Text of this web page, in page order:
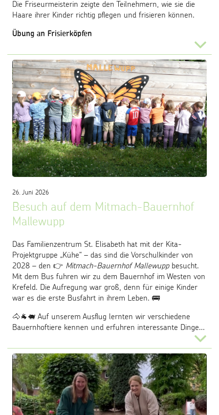
Die Friseurmeisterin zeigte den Teilnehmern, wie sie die
Haare ihrer Kinder richtig pflegen und frisieren können.
Übung an Frisierköpfen
Besuch auf dem Mitmach-Bauernhof
Mallewupp
26. Juni 2026
Das Familienzentrum St. Elisabeth hat mit der Kita-
Projektgruppe „Kühe“ – das sind die Vorschulkinder von
2028 – den 👉 Mitmach-Bauernhof Mallewuppbesucht.
Mit dem Bus fuhren wir zu dem Bauernhof im Westen von
Krefeld. Die Aufregung war groß, denn für einige Kinder
war es die erste Busfahrt in ihrem Leben. 🚌
🐴🐐🐖 Auf unserem Ausflug lernten wir verschiedene
Bauernhoftiere kennen und erfuhren interessante Dinge...